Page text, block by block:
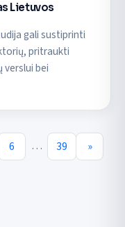
Lietuvos
gali sustiprinti
pritraukti
verslui bei
6 … 39 »